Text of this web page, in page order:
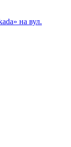
на вул.